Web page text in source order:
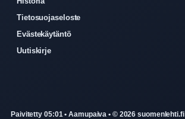
Tietosuojaseloste
Evästekäytäntö
Uutiskirje
Paivitetty 05:01 • Aamupaiva • © 2026 suomenlehti.fi